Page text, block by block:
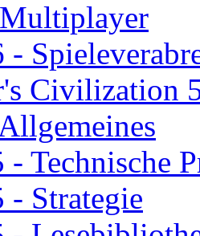
-
Civilization
- Technische
- Strategie